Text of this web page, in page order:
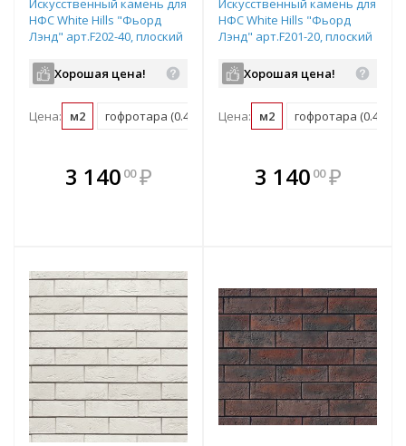
Искусственный камень для
НФС White Hills "Фьорд
Лэнд" арт.F202-40, плоский
Хорошая цена!
Цена: м2 гофротара (0.4 м2) мастербокс (9.6 м2)
3 140 00 ₽
В комплекте
всегда выгоднее!
Искусственный камень для
НФС White Hills "Фьорд
Лэнд" арт.F201-20, плоский
Хорошая цена!
Цена: м2 гофротара (0.4 м2)
В комплекте
всегда выгоднее!
3 140 00 ₽